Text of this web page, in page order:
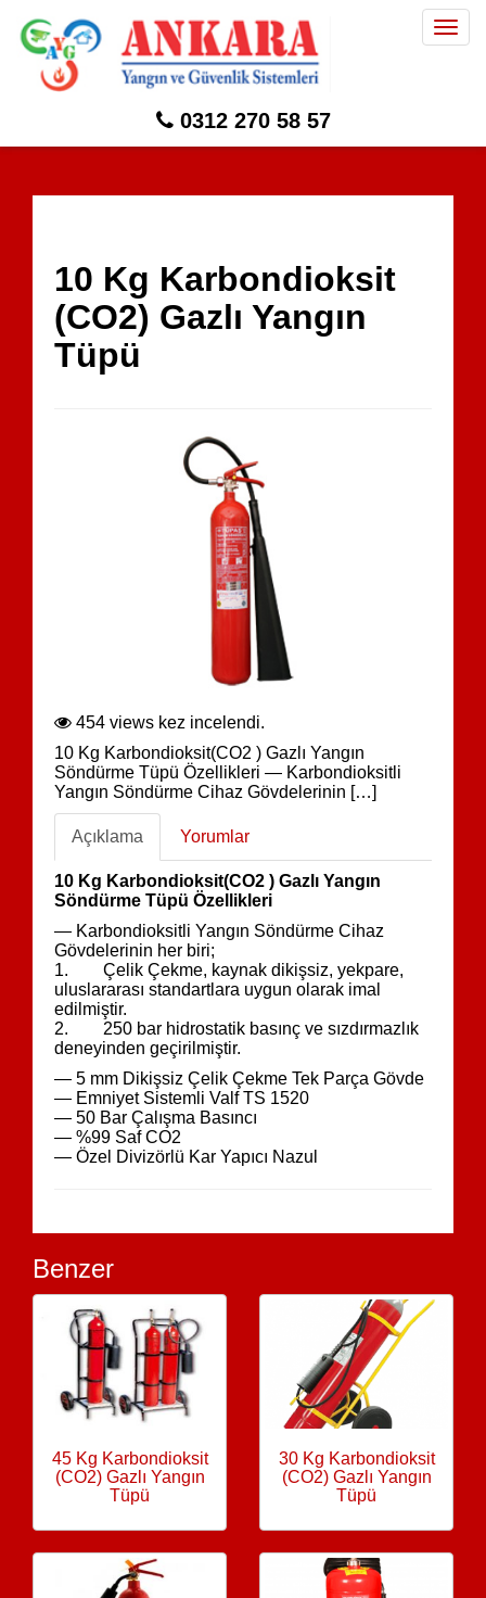
0312 270 58 57
10 Kg Karbondioksit
(CO2) Gazlı Yangın
Tüpü
454 views kez incelendi.
10 Kg Karbondioksit(CO2 ) Gazlı Yangın
Söndürme Tüpü Özellikleri — Karbondioksitli
Yangın Söndürme Cihaz Gövdelerinin […]
Açıklama Yorumlar
10 Kg Karbondioksit(CO2 ) Gazlı Yangın
Söndürme Tüpü Özellikleri
— Karbondioksitli Yangın Söndürme Cihaz
Gövdelerinin her biri;
1. Çelik Çekme, kaynak dikişsiz, yekpare,
uluslararası standartlara uygun olarak imal
edilmiştir.
2. 250 bar hidrostatik basınç ve sızdırmazlık
deneyinden geçirilmiştir.
— 5 mm Dikişsiz Çelik Çekme Tek Parça Gövde
— Emniyet Sistemli Valf TS 1520
— 50 Bar Çalışma Basıncı
— %99 Saf CO2
— Özel Divizörlü Kar Yapıcı Nazul
Benzer
45 Kg Karbondioksit
(CO2) Gazlı Yangın
Tüpü
30 Kg Karbondioksit
(CO2) Gazlı Yangın
Tüpü